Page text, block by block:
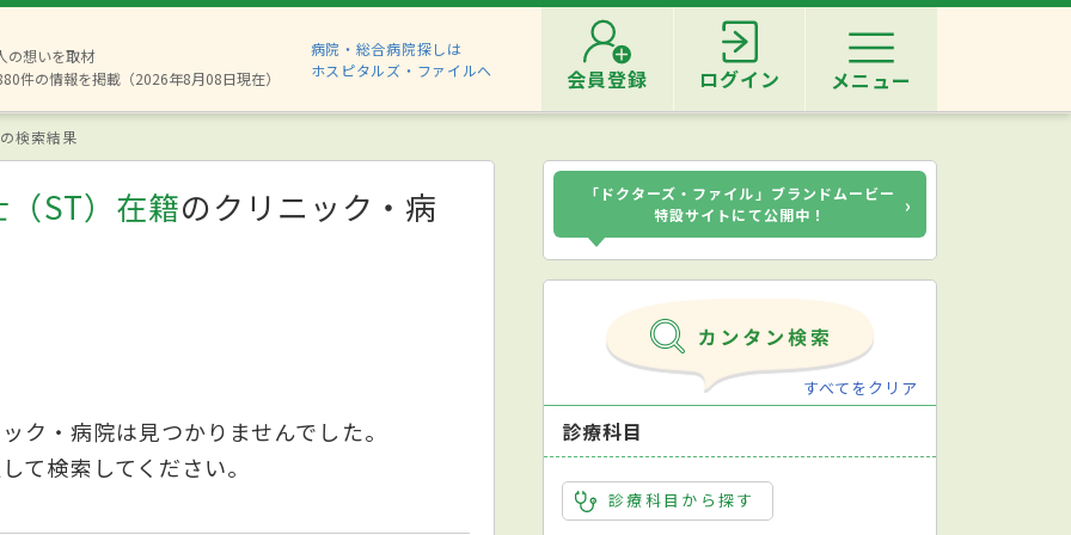
の想いを取材
件の情報を掲載（2026年8月08日現在）
病院・総合病院探しは
ホスピタルズ・ファイルへ
会員登録 ログイン メニュー
検索結果
ST）在籍のクリニック・病
ク・病院は見つかりませんでした。
て検索してください。
「ドクターズ・ファイル」ブランドムービー
特設サイトにて公開中！
›
すべてをクリア
診療科目
診療科目から探す